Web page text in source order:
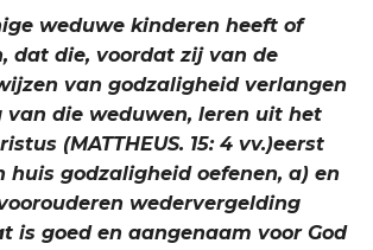
weduwe kinderen heeft of
dat die, voordat zij van de
van godzaligheid verlangen
van die weduwen, leren uit het
(MATTHEUS. 15: 4 vv.)eerst
huis godzaligheid oefenen, a) en
wedervergelding
is goed en aangenaam voor God